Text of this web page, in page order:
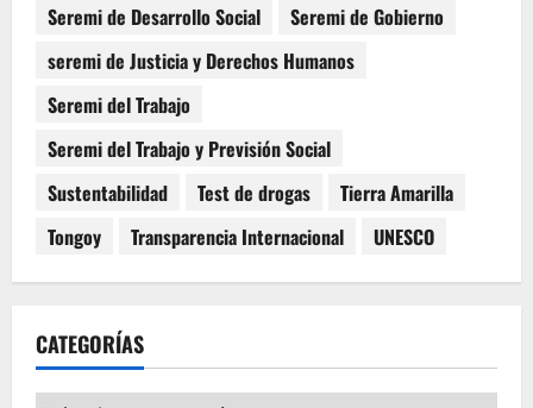
Seremi de Desarrollo Social
Seremi de Gobierno
seremi de Justicia y Derechos Humanos
Seremi del Trabajo
Seremi del Trabajo y Previsión Social
Sustentabilidad
Test de drogas
Tierra Amarilla
Tongoy
Transparencia Internacional UNESCO
CATEGORÍAS